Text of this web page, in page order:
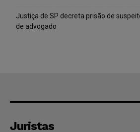
Justiça de SP decreta prisão de
de advogado
Juristas